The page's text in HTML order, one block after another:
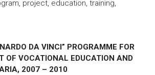
project, education, training,
DA VINCI” PROGRAMME FOR
OF VOCATIONAL EDUCATION AND
2007 – 2010